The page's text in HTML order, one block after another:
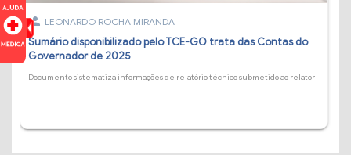
person LEONARDO ROCHA MIRANDA
Sumário disponibilizado pelo TCE-GO trata das Contas do
Governador de 2025
Documento sistematiza informações de relatório técnico submetido ao relator